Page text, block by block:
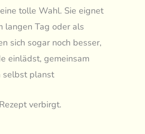
tolle Wahl. Sie eignet
langen Tag oder als
sich sogar noch besser,
einlädst, gemeinsam
selbst planst
verbirgt.